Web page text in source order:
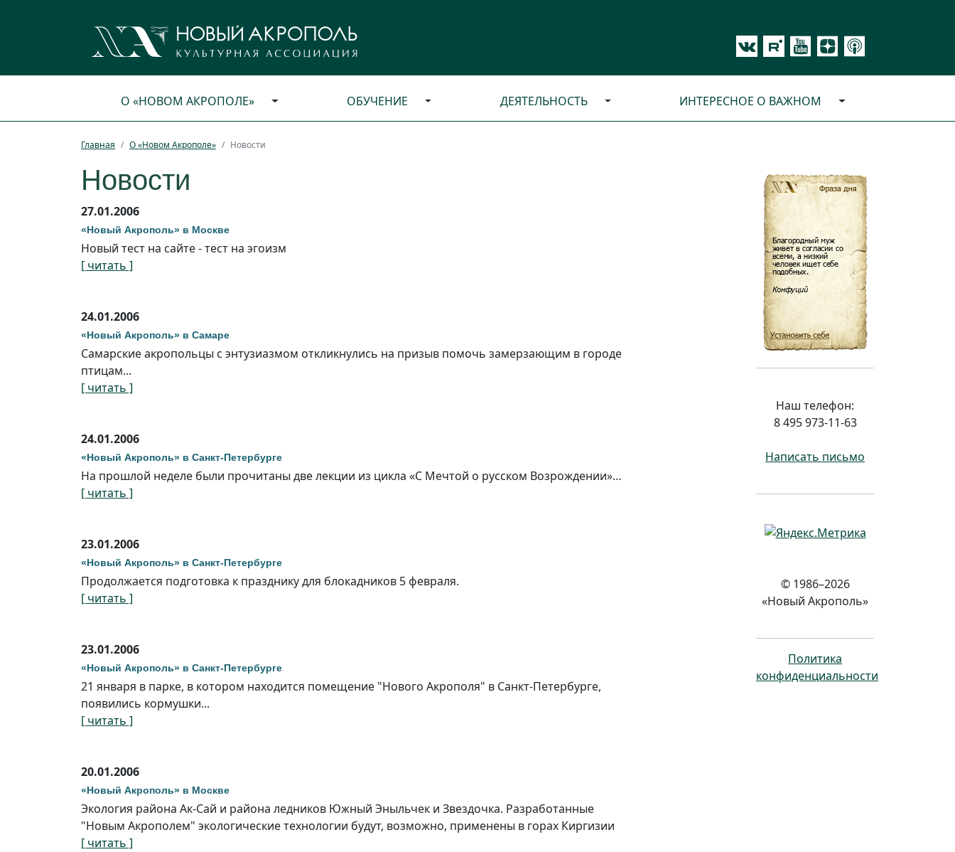
О «НОВОМ АКРОПОЛЕ» ОБУЧЕНИЕ ДЕЯТЕЛЬНОСТЬ ИНТЕРЕСНОЕ О ВАЖНОМ
Главная О «Новом Акрополе» Новости
Новости
27.01.2006
«Новый Акрополь» в Москве
Новый тест на сайте - тест на эгоизм
[ читать ]
24.01.2006
«Новый Акрополь» в Самаре
Самарские акропольцы с энтузиазмом откликнулись на призыв помочь замерзающим в городе
птицам...
[ читать ]
24.01.2006
«Новый Акрополь» в Санкт-Петербурге
На прошлой неделе были прочитаны две лекции из цикла «С Мечтой о русском Возрождении»…
[ читать ]
23.01.2006
«Новый Акрополь» в Санкт-Петербурге
Продолжается подготовка к празднику для блокадников 5 февраля.
[ читать ]
23.01.2006
«Новый Акрополь» в Санкт-Петербурге
21 января в парке, в котором находится помещение "Нового Акрополя" в Санкт-Петербурге,
появились кормушки...
[ читать ]
20.01.2006
«Новый Акрополь» в Москве
Экология района Ак-Сай и района ледников Южный Эныльчек и Звездочка. Разработанные
"Новым Акрополем" экологические технологии будут, возможно, применены в горах Киргизии
[ читать ]
Наш телефон:
8 495 973-11-63
Написать письмо
© 1986–2026
«Новый Акрополь»
Политика
конфиденциальности